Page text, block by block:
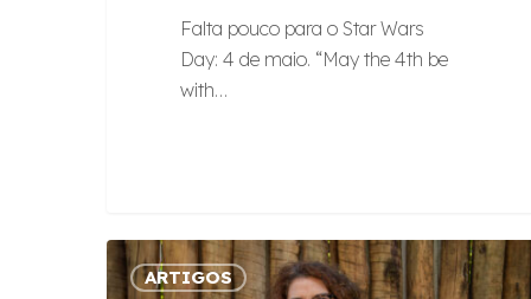
Falta pouco para o Star Wars
Day: 4 de maio. “May the 4th be
with…
Regenerar
a
ARTIGOS